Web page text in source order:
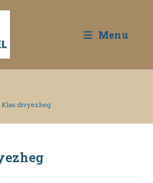
Menu
Klas divyezheg